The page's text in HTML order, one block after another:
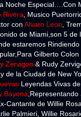
Noche Especial….Con
Rivera , Musico
con Alvaro Leon ,
de Miami,son 5
estaremos
Gilberto
Zervigon & Rudy
de la Ciudad de New
Leyendas Vivas
Bayona
Cantante de Willie
Palmieri, Willie